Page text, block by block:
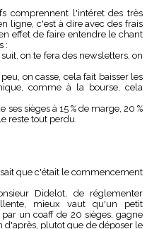
comprennent l'intéret des très
ligne, c'est à dire avec des frais
effet de faire entendre le chant
:
on te fera des newsletters, on
on casse, cela fait baisser les
comme à la bourse, cela
sièges à 15 % de marge, 20 %
reste tout perdu.
que c'était le commencement
Didelot, de réglementer
mieux vaut qu'un petit
un coaff de 20 sièges, gagne
d'après, plutot que de déposer le